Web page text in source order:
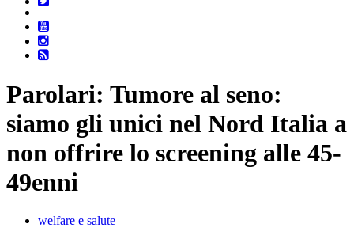
Parolari: Tumore al seno:
siamo gli unici nel Nord Italia a
non offrire lo screening alle 45-
49enni
welfare e salute